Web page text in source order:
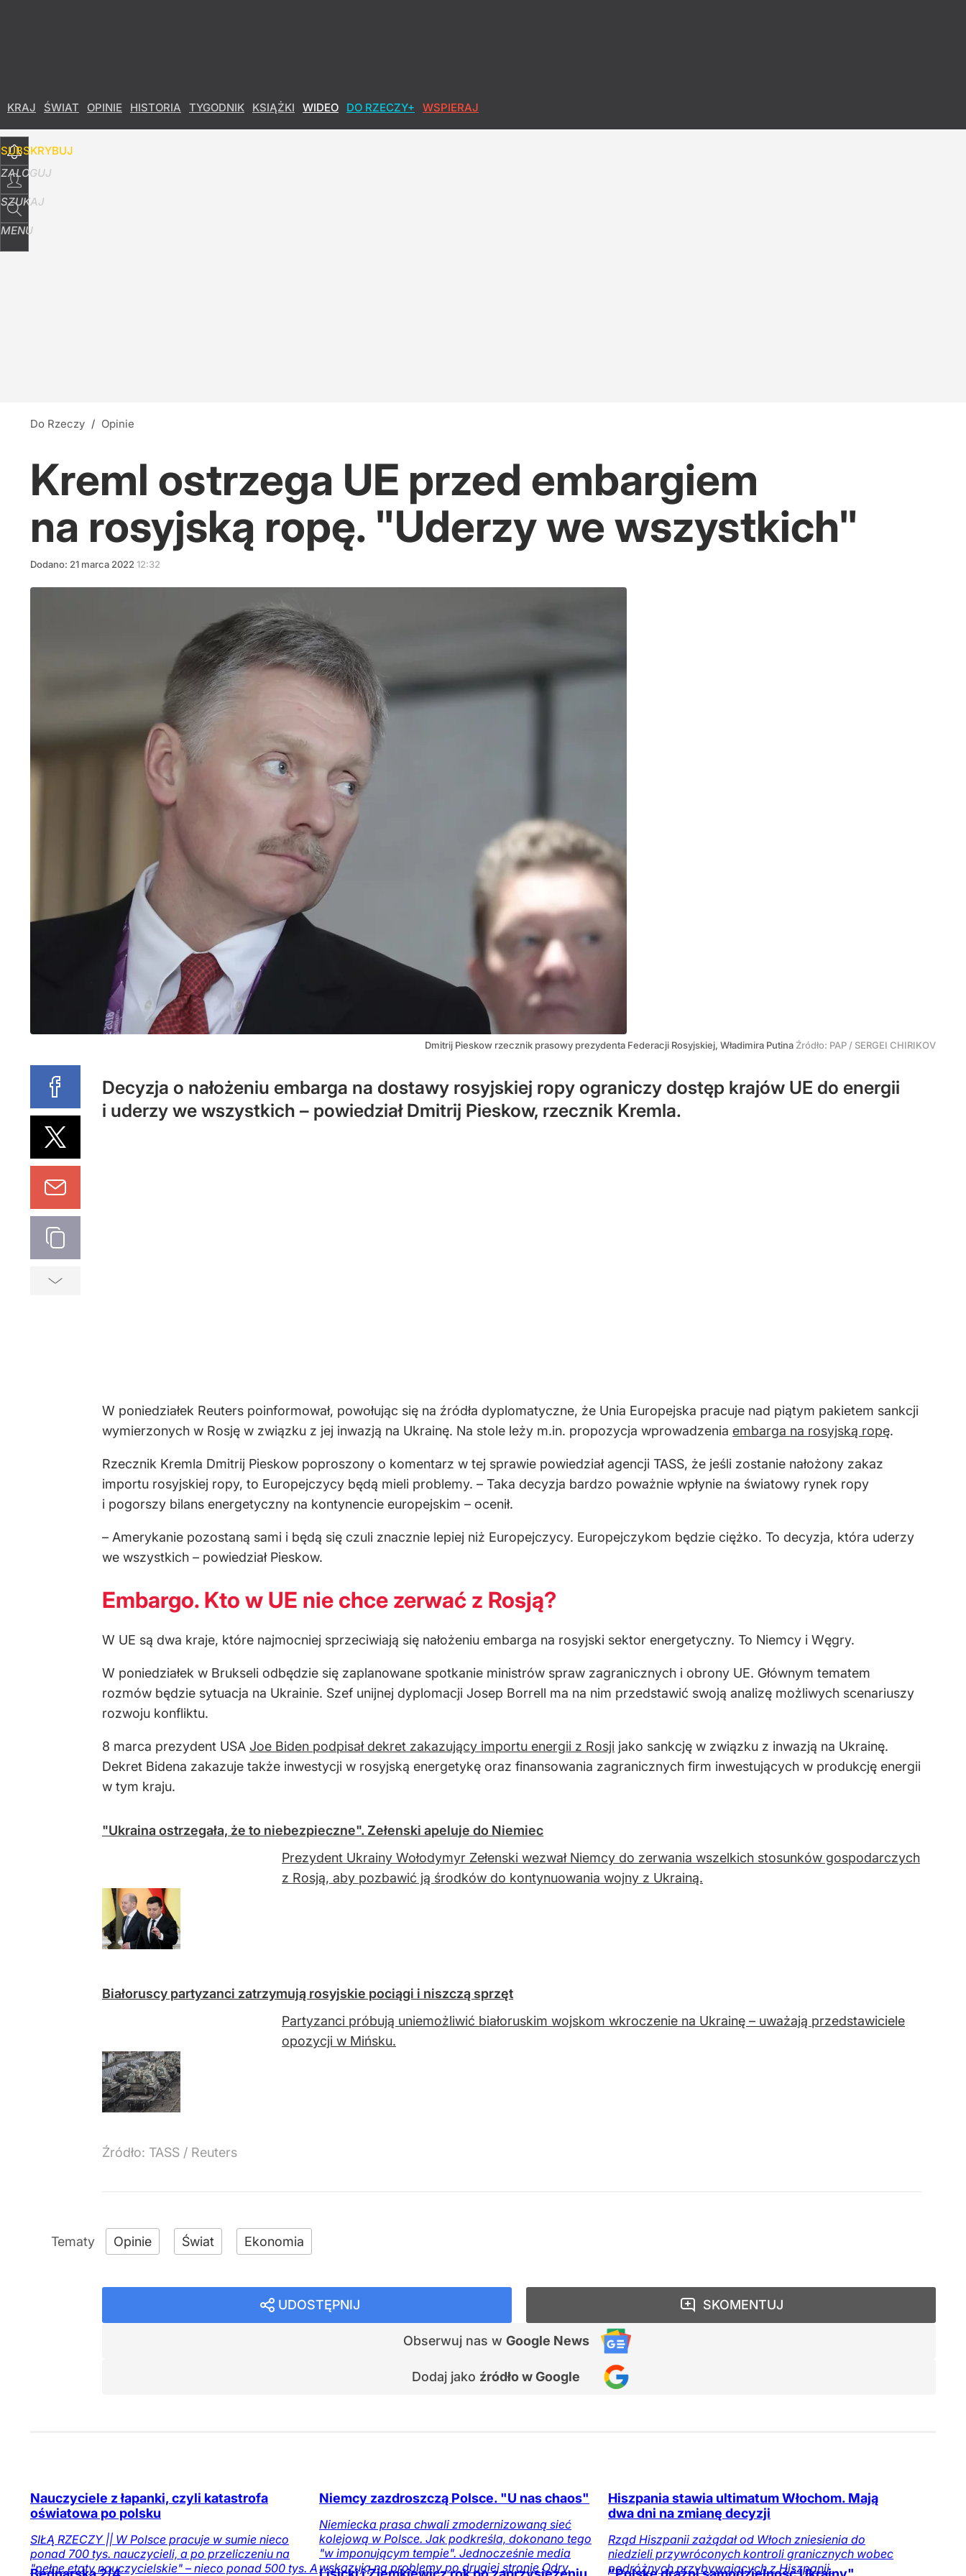
KRAJ ŚWIAT OPINIE HISTORIA TYGODNIK KSIĄŻKI WIDEO DO RZECZY+ WSPIERAJ
SUBSKRYBUJ
ZALOGUJ
SZUKAJ
MENU
Do Rzeczy / Opinie
Kreml ostrzega UE przed embargiem
na rosyjską ropę. "Uderzy we wszystkich"
Dodano: 21 marca 2022 12:32
Dmitrij Pieskow rzecznik prasowy prezydenta Federacji Rosyjskiej, Władimira Putina Źródło: PAP / SERGEI CHIRIKOV
Decyzja o nałożeniu embarga na dostawy rosyjskiej ropy ograniczy dostęp krajów UE do energii
i uderzy we wszystkich – powiedział Dmitrij Pieskow, rzecznik Kremla.
W poniedziałek Reuters poinformował, powołując się na źródła dyplomatyczne, że Unia Europejska pracuje nad piątym pakietem sankcji
wymierzonych w Rosję w związku z jej inwazją na Ukrainę. Na stole leży m.in. propozycja wprowadzenia embarga na rosyjską ropę.
Rzecznik Kremla Dmitrij Pieskow poproszony o komentarz w tej sprawie powiedział agencji TASS, że jeśli zostanie nałożony zakaz
importu rosyjskiej ropy, to Europejczycy będą mieli problemy. – Taka decyzja bardzo poważnie wpłynie na światowy rynek ropy
i pogorszy bilans energetyczny na kontynencie europejskim – ocenił.
– Amerykanie pozostaną sami i będą się czuli znacznie lepiej niż Europejczycy. Europejczykom będzie ciężko. To decyzja, która uderzy
we wszystkich – powiedział Pieskow.
Embargo. Kto w UE nie chce zerwać z Rosją?
W UE są dwa kraje, które najmocniej sprzeciwiają się nałożeniu embarga na rosyjski sektor energetyczny. To Niemcy i Węgry.
W poniedziałek w Brukseli odbędzie się zaplanowane spotkanie ministrów spraw zagranicznych i obrony UE. Głównym tematem
rozmów będzie sytuacja na Ukrainie. Szef unijnej dyplomacji Josep Borrell ma na nim przedstawić swoją analizę możliwych scenariuszy
rozwoju konfliktu.
8 marca prezydent USA Joe Biden podpisał dekret zakazujący importu energii z Rosji jako sankcję w związku z inwazją na Ukrainę.
Dekret Bidena zakazuje także inwestycji w rosyjską energetykę oraz finansowania zagranicznych firm inwestujących w produkcję energii
w tym kraju.
"Ukraina ostrzegała, że to niebezpieczne". Zełenski apeluje do Niemiec
Prezydent Ukrainy Wołodymyr Zełenski wezwał Niemcy do zerwania wszelkich stosunków gospodarczych
z Rosją, aby pozbawić ją środków do kontynuowania wojny z Ukrainą.
Białoruscy partyzanci zatrzymują rosyjskie pociągi i niszczą sprzęt
Partyzanci próbują uniemożliwić białoruskim wojskom wkroczenie na Ukrainę – uważają przedstawiciele
opozycji w Mińsku.
Źródło: TASS / Reuters
Opinie Świat Ekonomia
UDOSTĘPNIJ
Obserwuj nas w Google News
Dodaj jako źródło w Google
SKOMENTUJ
Nauczyciele z łapanki, czyli katastrofa
oświatowa po polsku
SIŁĄ RZECZY || W Polsce pracuje w sumie nieco
ponad 700 tys. nauczycieli, a po przeliczeniu na
"pełne etaty nauczycielskie" – nieco ponad 500 tys. A
Niemcy zazdroszczą Polsce. "U nas chaos"
Niemiecka prasa chwali zmodernizowaną sieć
kolejową w Polsce. Jak podkreśla, dokonano tego
"w imponującym tempie". Jednocześnie media
wskazują na problemy po drugiej stronie Odry.
Hiszpania stawia ultimatum Włochom. Mają
dwa dni na zmianę decyzji
Rząd Hiszpanii zażądał od Włoch zniesienia do
niedzieli przywróconych kontroli granicznych wobec
podróżnych przybywających z Hiszpanii.